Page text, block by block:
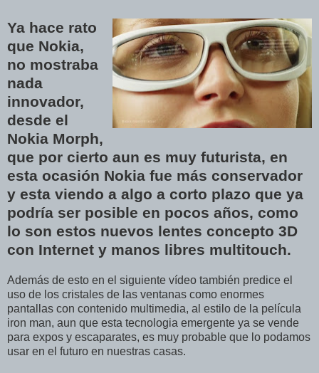
Ya hace rato
que Nokia,
no mostraba
nada
innovador,
desde el
Nokia Morph,
que por cierto aun es muy futurista, en
esta ocasión Nokia fue más conservador
y esta viendo a algo a corto plazo que ya
podría ser posible en pocos años, como
lo son estos nuevos lentes concepto 3D
con Internet y manos libres multitouch.
Además de esto en el siguiente vídeo también predice el
uso de los cristales de las ventanas como enormes
pantallas con contenido multimedia, al estilo de la película
iron man, aun que esta tecnologia emergente ya se vende
para expos y escaparates, es muy probable que lo podamos
usar en el futuro en nuestras casas.